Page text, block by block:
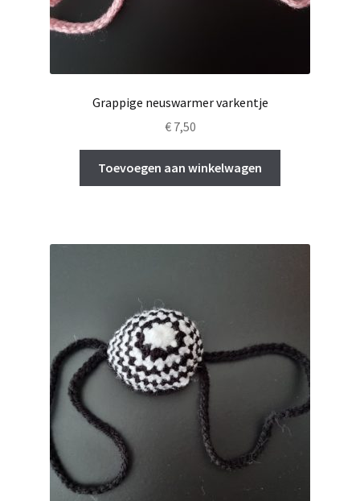
Grappige neuswarmer varkentje
€7,50
Toevoegen aan winkelwagen